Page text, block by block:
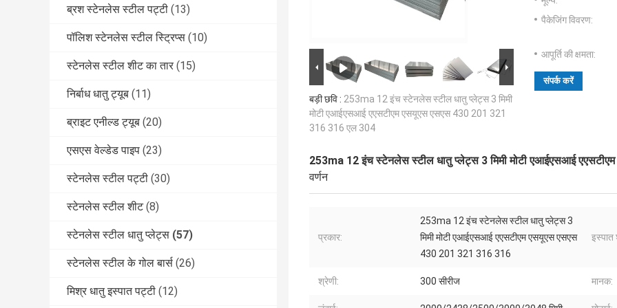
ब्रश स्टेनलेस स्टील पट्टी (13)
पॉलिश स्टेनलेस स्टील स्ट्रिप्स (10)
स्टेनलेस स्टील शीट का तार (15)
निर्बाध धातु ट्यूब (11)
ब्राइट एनील्ड ट्यूब (20)
एसएस वेल्डेड पाइप (23)
स्टेनलेस स्टील पट्टी (30)
स्टेनलेस स्टील शीट (8)
स्टेनलेस स्टील धातु प्लेट्स (57)
स्टेनलेस स्टील के गोल बार्स (26)
मिश्र धातु इस्पात पट्टी (12)
बड़ी छवि : 253ma 12 इंच स्टेनलेस स्टील धातु प्लेट्स 3 मिमी
मोटी एआईएसआई एएसटीएम एसयूएस एसएस 430 201 321
316 316 एल 304
पैकेजिंग विवरण:
आपूर्ति की क्षमता:
संपर्क करें
253ma 12 इंच स्टेनलेस स्टील धातु प्लेट्स 3 मिमी मोटी एआईएसआई
वर्णन
प्रकार:
253ma 12 इंच स्टेनलेस स्टील धातु प्लेट्स 3
मिमी मोटी एआईएसआई एएसटीएम एसयूएस एसएस
430 201 321 316 316
इस्पात
श्रेणी: 300 सीरीज मानक: